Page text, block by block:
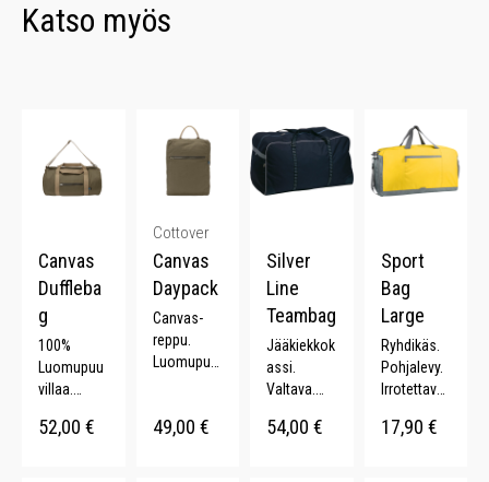
Katso myös
Canvas
Duffleba
g
100%
Luomupuu
villaa.
olkahihna.
52,00 €
Cottover
Canvas
Daypack
Canvas-
reppu.
Luomupuu
asku. YKK-
49,00 €
Silver
Line
Teambag
Jääkiekkok
assi.
Valtava.
mit. 200 L.
54,00 €
Sport
Bag
Large
Ryhdikäs.
Pohjalevy.
Irrotettavat
Kenkätask
17,90 €